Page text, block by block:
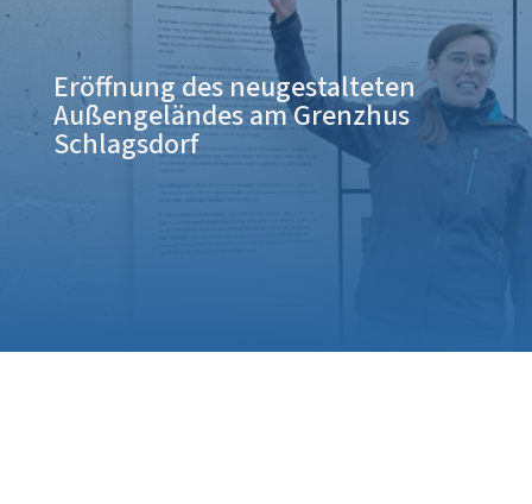
Eröffnung des neugestalteten
Außengeländes am Grenzhus
Schlagsdorf